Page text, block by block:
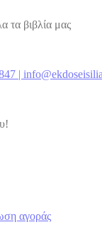
τα βιβλία μας
|
αγοράς